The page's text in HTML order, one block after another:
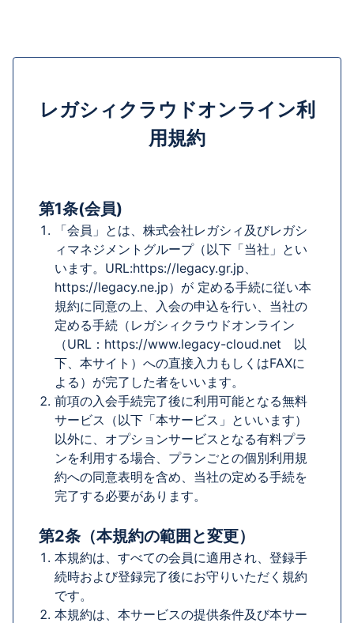
レガシィクラウドオンライン利
用規約
第1条(会員)
「会員」とは、株式会社レガシィ及びレガシ
ィマネジメントグループ（以下「当社」とい
います。URL:https://legacy.gr.jp、
https://legacy.ne.jp）が 定める手続に従い本
規約に同意の上、入会の申込を行い、当社の
定める手続（レガシィクラウドオンライン
（URL：https://www.legacy-cloud.net 以
下、本サイト）への直接入力もしくはFAXに
よる）が完了した者をいいます。
前項の入会手続完了後に利用可能となる無料
サービス（以下「本サービス」といいます）
以外に、オプションサービスとなる有料プラ
ンを利用する場合、プランごとの個別利用規
約への同意表明を含め、当社の定める手続を
完了する必要があります。
第2条（本規約の範囲と変更）
本規約は、すべての会員に適用され、登録手
続時および登録完了後にお守りいただく規約
です。
本規約は、本サービスの提供条件及び本サー